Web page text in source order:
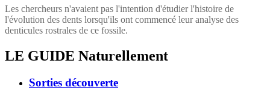
Les chercheurs n'avaient pas l'intention d'étudier l'histoire de
l'évolution des dents lorsqu'ils ont commencé leur analyse des
denticules rostrales de ce fossile.
LE GUIDE Naturellement
Sorties découverte